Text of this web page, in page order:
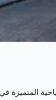
المتميزة